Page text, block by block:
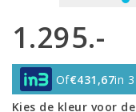
1.295.-
Of€431,67in
Kies de kleur voor